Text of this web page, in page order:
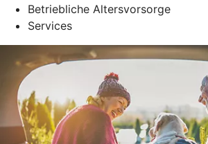
Betriebliche Altersvorsorge
Services